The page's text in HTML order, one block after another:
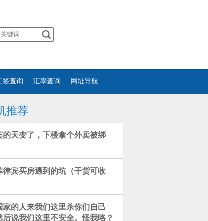
签查询 汇率查询 网址导航
推荐
的天变了，下楼拿个外卖被绑
律宾买房遇到的坑（干货可收
家的人来我们这里杀你们自己
后说我们这里不安全。怪我咯？